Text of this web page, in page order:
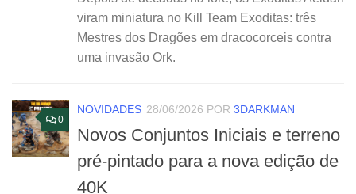
viram miniatura no Kill Team Exoditas: três
Mestres dos Dragões em dracocorceis contra
uma invasão Ork.
0
NOVIDADES 28/06/2026 POR 3DARKMAN
Novos Conjuntos Iniciais e terreno
pré-pintado para a nova edição de
40K